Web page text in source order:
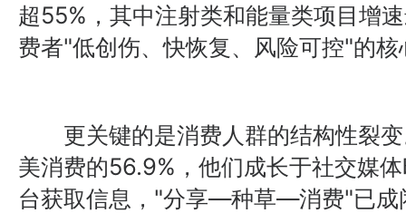
超55%，其中注射类和能量类项目增
费者"低创伤、快恢复、风险可控"的核
更关键的是消费人群的结构性裂变
美消费的56.9%，他们成长于社交媒
台获取信息，"分享—种草—消费"已成